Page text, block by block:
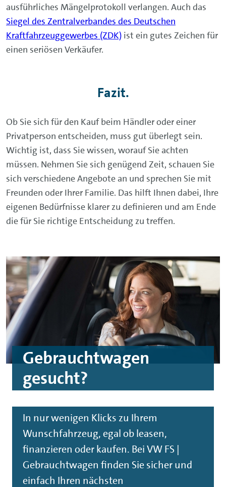
ausführliches Mängelprotokoll verlangen. Auch das
Siegel des Zentralverbandes des Deutschen
Kraftfahrzeuggewerbes (ZDK) ist ein gutes Zeichen für
einen seriösen Verkäufer.
Fazit.
Ob Sie sich für den Kauf beim Händler oder einer
Privatperson entscheiden, muss gut überlegt sein.
Wichtig ist, dass Sie wissen, worauf Sie achten
müssen. Nehmen Sie sich genügend Zeit, schauen Sie
sich verschiedene Angebote an und sprechen Sie mit
Freunden oder Ihrer Familie. Das hilft Ihnen dabei, Ihre
eigenen Bedürfnisse klarer zu definieren und am Ende
die für Sie richtige Entscheidung zu treffen.
Gebrauchtwagen
gesucht?
In nur wenigen Klicks zu Ihrem
Wunschfahrzeug, egal ob leasen,
finanzieren oder kaufen. Bei VW FS |
Gebrauchtwagen finden Sie sicher und
einfach Ihren nächsten